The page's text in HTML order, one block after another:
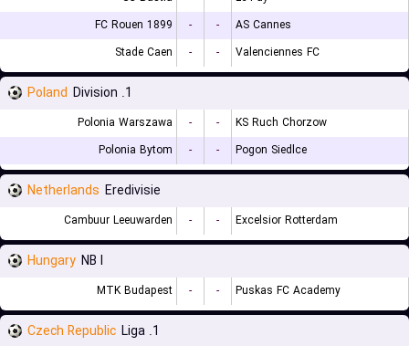
FC Rouen 1899
- -
AS Cannes
Stade Caen
- - Valenciennes FC
Poland 1. Division
Polonia Warszawa - -
KS Ruch Chorzow
Polonia Bytom
- - Pogon Siedlce
Netherlands Eredivisie
Cambuur Leeuwarden - - Excelsior Rotterdam
Hungary NB I
MTK Budapest - - Puskas FC Academy
Czech Republic 1. Liga